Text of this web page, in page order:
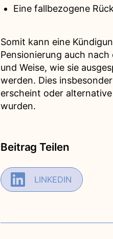
Eine fallbezogene
Somit kann eine
Pensionierung auch
und Weise, wie sie
werden. Dies
erscheint oder
wurden.
Beitrag Teilen
LINKEDIN